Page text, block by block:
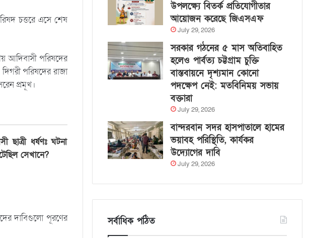
চত্তরে এসে শেষ
আদিবাসী পরিষদের
পরিষদের রাজা
প্রমূখ।
ছাত্রী ধর্ষণঃ ঘটনা
সেখানে?
দাবিগুলো পূরণের
উপলক্ষ্যে বিতর্ক প্রতিযোগীতার
আয়োজন করেছে জিএসএফ
July 29, 2026
সরকার গঠনের ৫ মাস অতিবাহিত
হলেও পার্বত্য চট্টগ্রাম চুক্তি
বাস্তবায়নে দৃশ্যমান কোনো
পদক্ষেপ নেই: মতবিনিময় সভায়
বক্তারা
July 29, 2026
বান্দরবান সদর হাসপাতালে হামের
ভয়াবহ পরিস্থিতি, কার্যকর
উদ্যোগের দাবি
July 29, 2026
সর্বাধিক পঠিত